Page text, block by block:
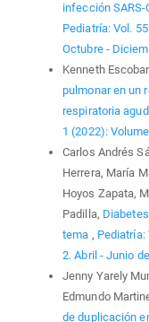
infección SARS-
Pediatría: Vol.
Octubre -
Kenneth
pulmonar en un
respiratoria
1 (2022):
Carlos Andrés
Herrera, María
Hoyos Zapata,
Padilla,
tema , Pediatría:
2. Abril - Junio
Jenny Yarely
Edmundo
de duplicación